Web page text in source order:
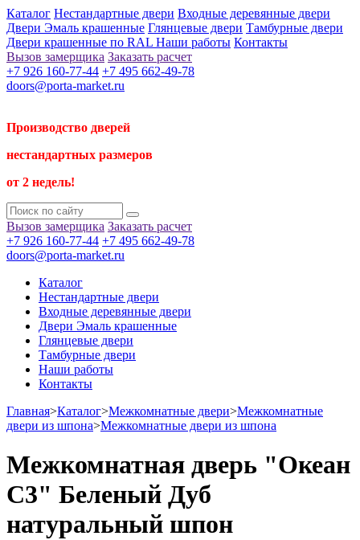
Каталог Нестандартные двери Входные деревянные двери
Двери Эмаль крашенные Глянцевые двери Тамбурные двери
Двери крашенные по RAL Наши работы Контакты
Вызов замерщика Заказать расчет
+7 926 160-77-44 +7 495 662-49-78
doors@porta-market.ru
Производство дверей
нестандартных размеров
от 2 недель!
Вызов замерщика Заказать расчет
+7 926 160-77-44 +7 495 662-49-78
doors@porta-market.ru
Каталог
Нестандартные двери
Входные деревянные двери
Двери Эмаль крашенные
Глянцевые двери
Тамбурные двери
Наши работы
Контакты
Главная>Каталог>Межкомнатные двери>Межкомнатные
двери из шпона>Межкомнатные двери из шпона
Межкомнатная дверь "Океан
С3" Беленый Дуб
натуральный шпон